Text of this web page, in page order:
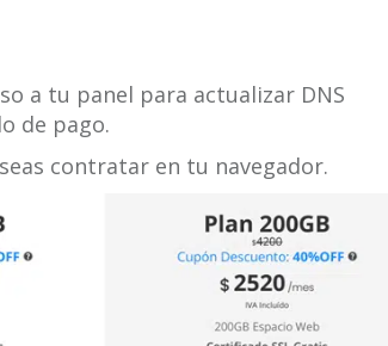
a tu panel para actualizar DNS
de pago.
contratar en tu navegador.